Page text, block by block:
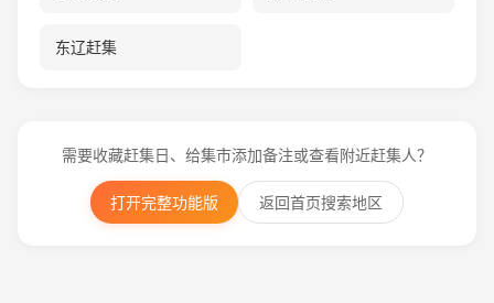
东辽赶集
需要收藏赶集日、给集市添加备注或查看附近赶集人？
打开完整功能版 返回首页搜索地区